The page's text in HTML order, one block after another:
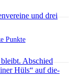
Punkte